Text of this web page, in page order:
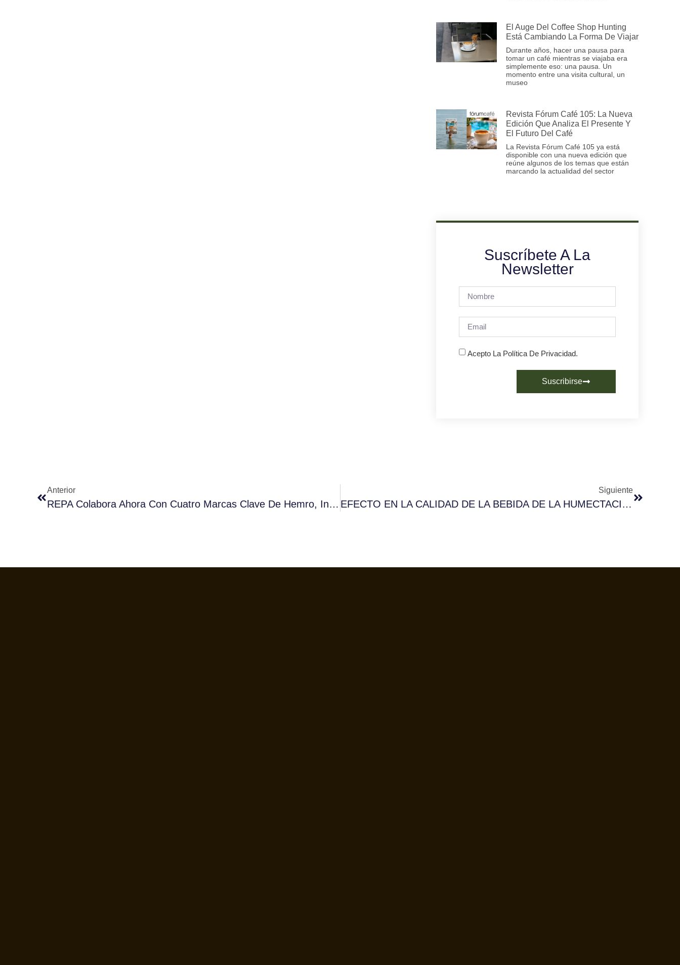
El Auge Del Coffee Shop Hunting
Está Cambiando La Forma De Viajar
Durante años, hacer una pausa para
tomar un café mientras se viajaba era
simplemente eso: una pausa. Un
momento entre una visita cultural, un
museo
Revista Fórum Café 105: La Nueva
Edición Que Analiza El Presente Y
El Futuro Del Café
La Revista Fórum Café 105 ya está
disponible con una nueva edición que
reúne algunos de los temas que están
marcando la actualidad del sector
Suscríbete A La
Newsletter
Acepto La Política De Privacidad.
Suscribirse
Anterior
REPA Colabora Ahora Con Cuatro Marcas Clave De Hemro, Incluyendo Mahlkönig, Anfim, Ditting Y HeyCafé
Siguiente
EFECTO EN LA CALIDAD DE LA BEBIDA DE LA HUMECTACIÓN DE LOS GRANOS DE CAFÉ, ANTES DE LA MOLTURACIÓN